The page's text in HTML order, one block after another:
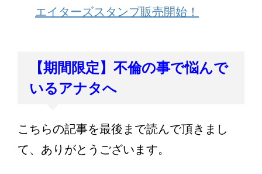
エイターズスタンプ販売開始！
【期間限定】不倫の事で悩んで
いるアナタへ
こちらの記事を最後まで読んで頂きまし
て、ありがとうございます。